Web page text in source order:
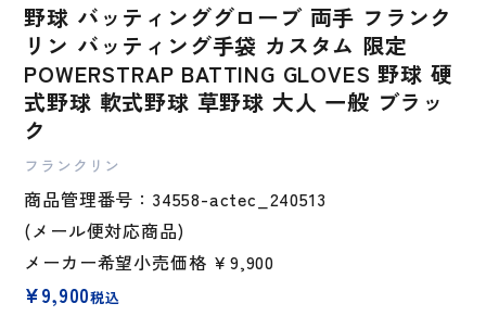
野球 バッティンググローブ 両手 フランク
リン バッティング手袋 カスタム 限定
POWERSTRAP BATTING GLOVES 野球 硬
式野球 軟式野球 草野球 大人 一般 ブラッ
ク
フランクリン
商品管理番号：34558-actec_240513
(メール便対応商品)
メーカー希望小売価格 ￥9,900
¥9,900税込